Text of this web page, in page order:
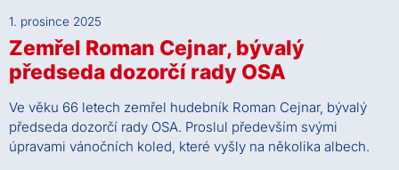
1. prosince 2025
Zemřel Roman Cejnar, bývalý
předseda dozorčí rady OSA
Ve věku 66 letech zemřel hudebník Roman Cejnar, bývalý
předseda dozorčí rady OSA. Proslul především svými
úpravami vánočních koled, které vyšly na několika albech.